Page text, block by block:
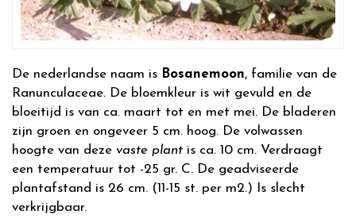
De nederlandse naam is Bosanemoon, familie van de
Ranunculaceae. De bloemkleur is wit gevuld en de
bloeitijd is van ca. maart tot en met mei. De bladeren
zijn groen en ongeveer 5 cm. hoog. De volwassen
hoogte van deze vaste plant is ca. 10 cm. Verdraagt
een temperatuur tot -25 gr. C. De geadviseerde
plantafstand is 26 cm. (11-15 st. per m2.) Is slecht
verkrijgbaar.